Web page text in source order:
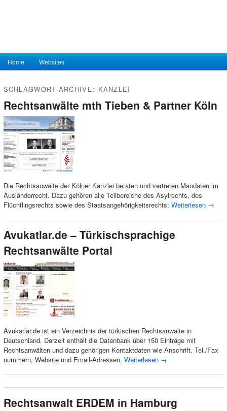
Hauptmenü
Zum Inhalt wechseln
Zum sekundären Inhalt wechseln
Home Websites
SCHLAGWORT-ARCHIVE: KANZLEI
Rechtsanwälte mth Tieben & Partner Köln
Die Rechtsanwälte der Kölner Kanzlei beraten und vertreten Mandaten im
Ausländerrecht. Dazu gehören alle Teilbereiche des Asylrechts, des
Flüchtlingsrechts sowie des Staatsangehörigkeitsrechts: Weiterlesen →
Avukatlar.de – Türkischsprachige
Rechtsanwälte Portal
Avukatlar.de ist ein Verzeichnis der türkischen Rechtsanwälte in
Deutschland. Derzeit enthält die Datenbank über 150 Einträge mit
Rechtsanwälten und dazu gehörigen Kontaktdaten wie Anschrift, Tel./Fax
nummern, Website und Email-Adressen. Weiterlesen →
Rechtsanwalt ERDEM in Hamburg